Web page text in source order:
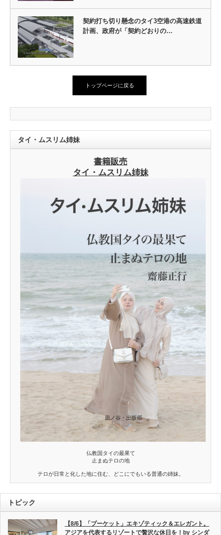
契約打ち切り懸念のタイ3空港の高速鉄道
計画、政府が「契約どおりの…
トップページに戻る
タイ・ムスリム姉妹
書籍販売
タイ・ムスリム姉妹
仏教国タイの最果て
止まぬテロの地
テロが日常と化した地に住む、どこにでもいる普通の姉妹。
トピック
【8/6】「プーケット」エキゾティック＆エレガント。
アジアを代表するリゾートで贅沢な休日を！by シンダ